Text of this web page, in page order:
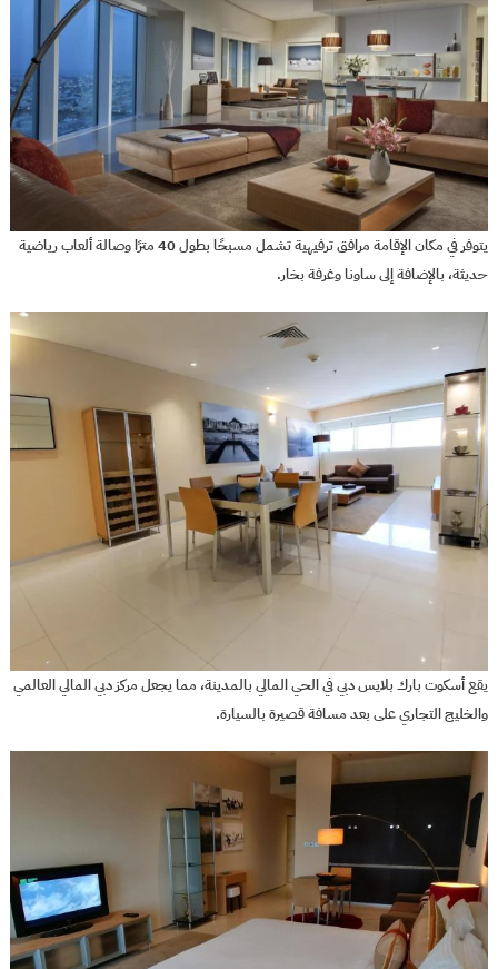
يتوفر في مكان الإقامة مرافق ترفيهية تشمل مسبحًا بطول 40 مترًا وصالة ألعاب رياضية
حديثة، بالإضافة إلى ساونا وغرفة بخار.
يقع أسكوت بارك بلايس دبي في الحي المالي بالمدينة، مما يجعل مركز دبي المالي العالمي
والخليج التجاري على بعد مسافة قصيرة بالسيارة.